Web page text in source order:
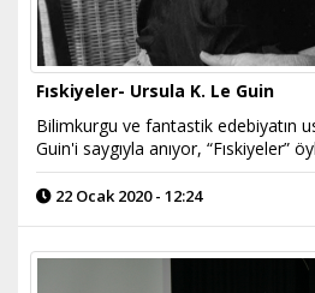
Fıskiyeler- Ursula K. Le Guin
Bilimkurgu ve fantastik edebiyatın
Guin'i saygıyla anıyor, “Fıskiyeler”
22 Ocak 2020 - 12:24